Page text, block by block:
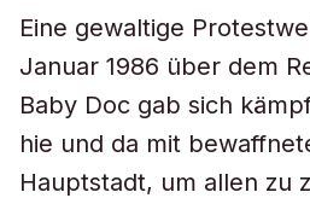
Eine gewaltige
Januar 1986 über dem
Baby Doc gab sich
hie und da mit
Hauptstadt, um allen zu